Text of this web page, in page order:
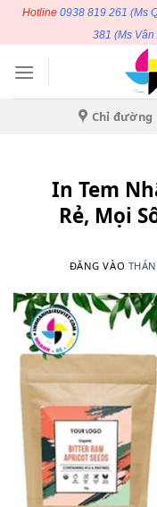
dung
Hotline 0938 819 261 (Ms
381 (Ms Vân
Chỉ đường
In Tem
Rẻ, Mọi
ĐĂNG VÀO